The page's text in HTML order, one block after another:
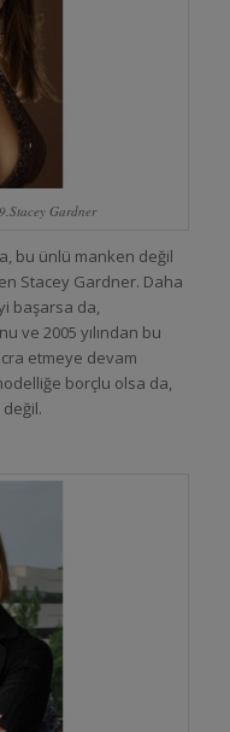
Gardner
bu ünlü manken değil
Stacey Gardner. Daha
başarsa da,
ve 2005 yılından bu
etmeye devam
borçlu olsa da,
değil.